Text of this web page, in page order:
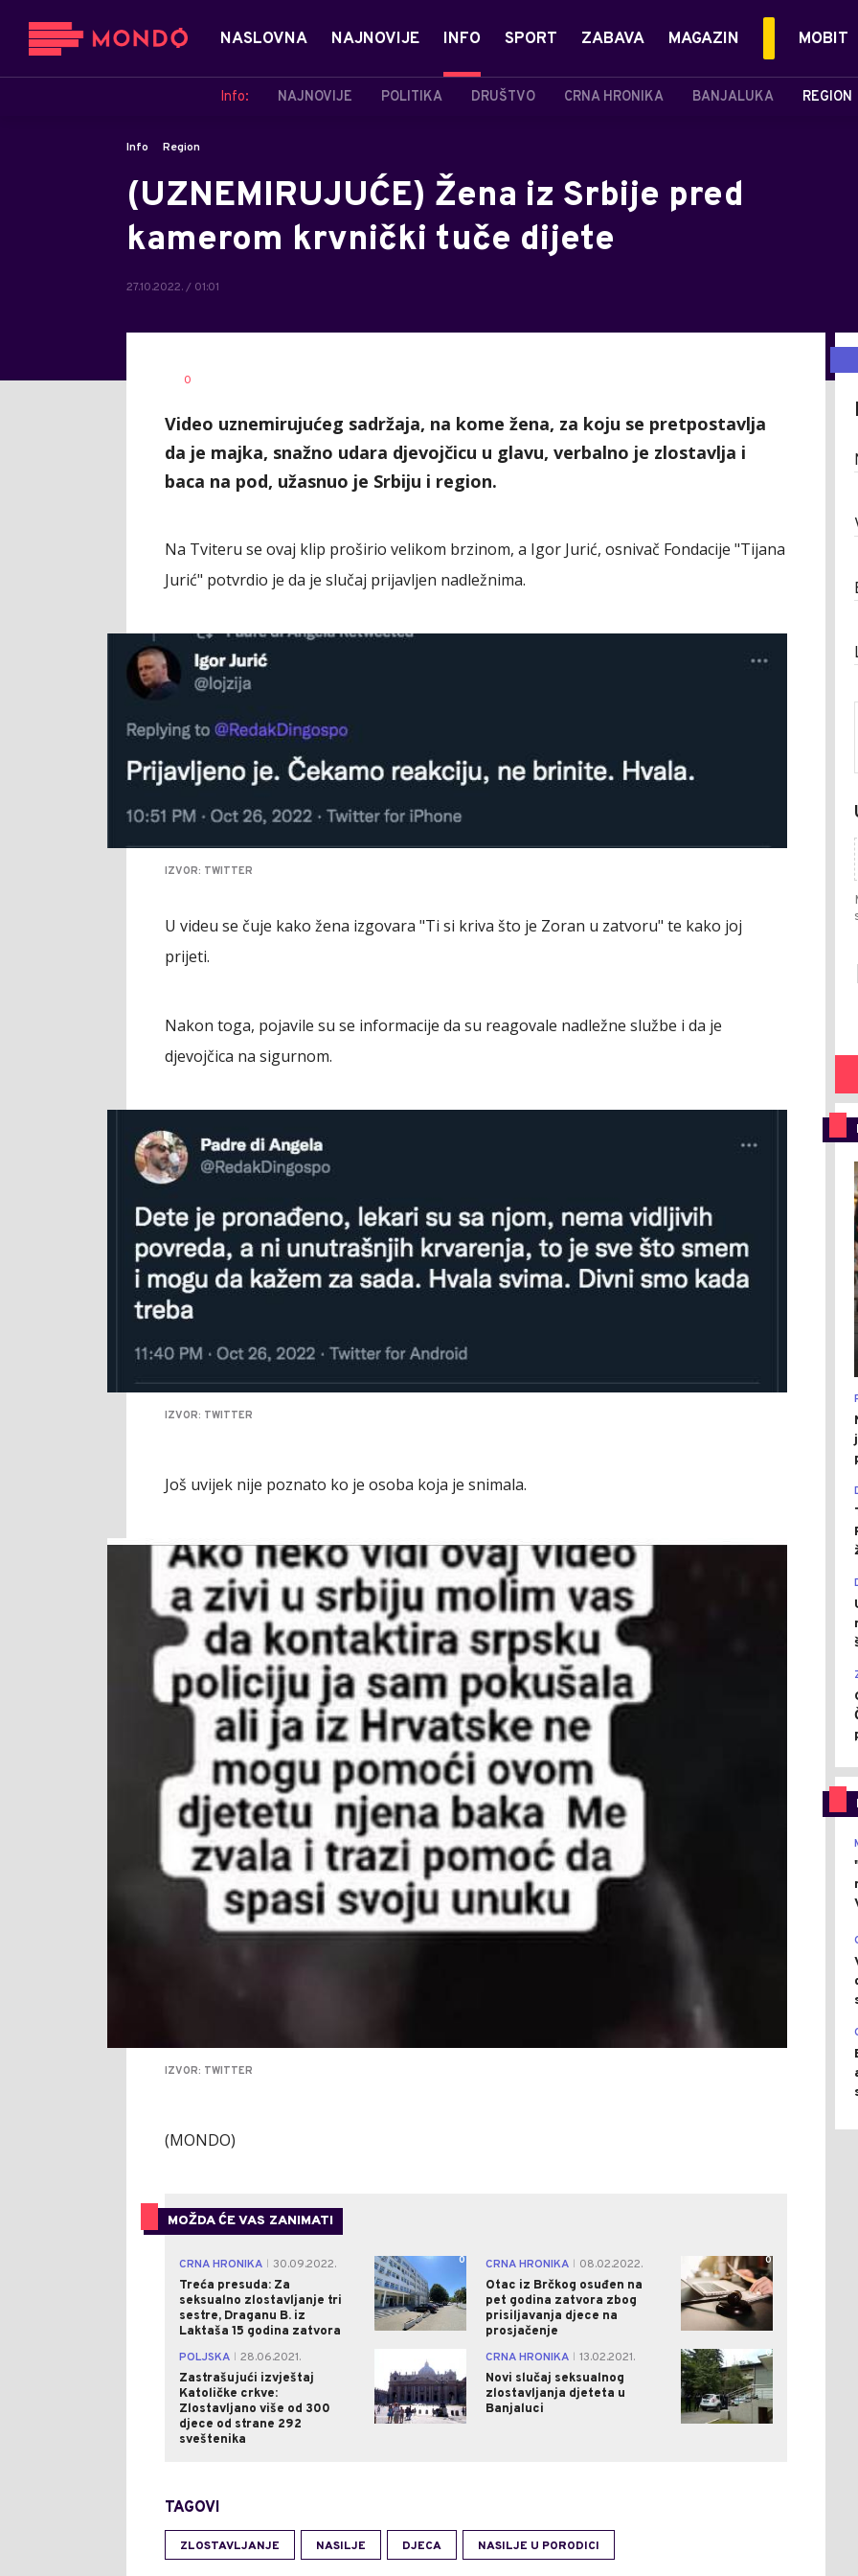
NASLOVNA NAJNOVIJE INFO
Info: NAJNOVIJE POLITIKA DRUŠTVO CRNA HRONIKA BANJALUKA REGION
SPORT ZABAVA MAGAZIN MOBIT
Info Region
(UZNEMIRUJUĆE) Žena iz Srbije pred
kamerom krvnički tuče dijete
27.10.2022. / 01:01
AUTOR
0
Video uznemirujućeg sadržaja, na kome žena, za koju se pretpostavlja
da je majka, snažno udara djevojčicu u glavu, verbalno je zlostavlja i
baca na pod, užasnuo je Srbiju i region.
Na Tviteru se ovaj klip proširio velikom brzinom, a Igor Jurić, osnivač Fondacije "Tijana
Jurić" potvrdio je da je slučaj prijavljen nadležnima.
IZVOR: TWITTER
U videu se čuje kako žena izgovara "Ti si kriva što je Zoran u zatvoru" te kako joj
prijeti.
Nakon toga, pojavile su se informacije da su reagovale nadležne službe i da je
djevojčica na sigurnom.
IZVOR: TWITTER
Još uvijek nije poznato ko je osoba koja je snimala.
IZVOR: TWITTER
(MONDO)
MOŽDA ĆE VAS ZANIMATI
CRNA HRONIKA
30.09.2022.
Treća presuda: Za
seksualno zlostavljanje tri
sestre, Draganu B. iz
Laktaša 15 godina zatvora
0 CRNA HRONIKA
08.02.2022.
Otac iz Brčkog osuđen na
pet godina zatvora zbog
prisiljavanja djece na
prosjačenje
0
POLJSKA
28.06.2021.
Zastrašujući izvještaj
Katoličke crkve:
Zlostavljano više od 300
djece od strane 292
sveštenika
CRNA HRONIKA
13.02.2021.
Novi slučaj seksualnog
zlostavljanja djeteta u
Banjaluci
0
TAGOVI
ZLOSTAVLJANJE NASILJE DJECA NASILJE U PORODICI